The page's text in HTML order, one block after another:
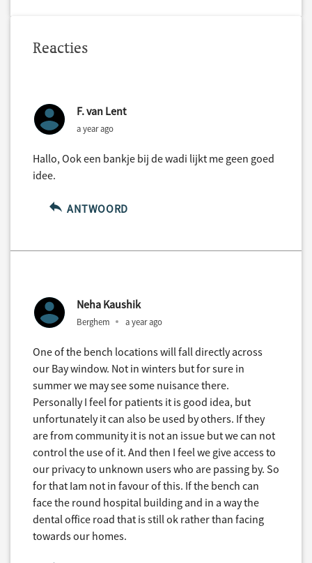
Reacties
F. van Lent
a year ago
Hallo, Ook een bankje bij de wadi lijkt me geen goed
idee.
ANTWOORD
Neha Kaushik
Berghem a year ago
One of the bench locations will fall directly across
our Bay window. Not in winters but for sure in
summer we may see some nuisance there.
Personally I feel for patients it is good idea, but
unfortunately it can also be used by others. If they
are from community it is not an issue but we can not
control the use of it. And then I feel we give access to
our privacy to unknown users who are passing by. So
for that Iam not in favour of this. If the bench can
face the round hospital building and in a way the
dental office road that is still ok rather than facing
towards our homes.